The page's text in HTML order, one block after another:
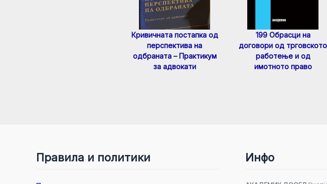
Кривичната постапка од
перспектива на
одбраната – Практикум
за адвокати
199 Обрасци на
договори од трговското
работење и од
имотното право
Правила и политики Инфо